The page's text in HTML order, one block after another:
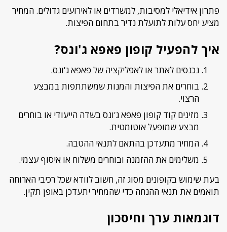
פתרון אידיאלי למסיבות, למשרדים או לאירועים גדולים. המחיר
מציע יחס עלות לתועלת נדיר בתחום הפיצות.
איך להפעיל קופון פאפא ג'ונס?
נכנסים לאתר או לאפליקציה של פאפא ג'ונס.
בוחרים את הפיצות והמנות שמשתתפות במבצע
הרצוי.
מזינים קוד קופון פאפא ג'ונס בשדה הייעודי או בוחרים
מבצע שמופעל אוטומטית.
המחיר מתעדכן בהתאם לתנאי ההטבה.
משלימים את ההזמנה ובוחרים משלוח או איסוף עצמי.
בעת שימוש בקופונים מסוג זה, חשוב לוודא שכל רכיבי הארוחה
תואמים את תנאי ההנחה כדי שהמחיר יתעדכן באופן תקין.
דוגמאות ערך וחיסכון